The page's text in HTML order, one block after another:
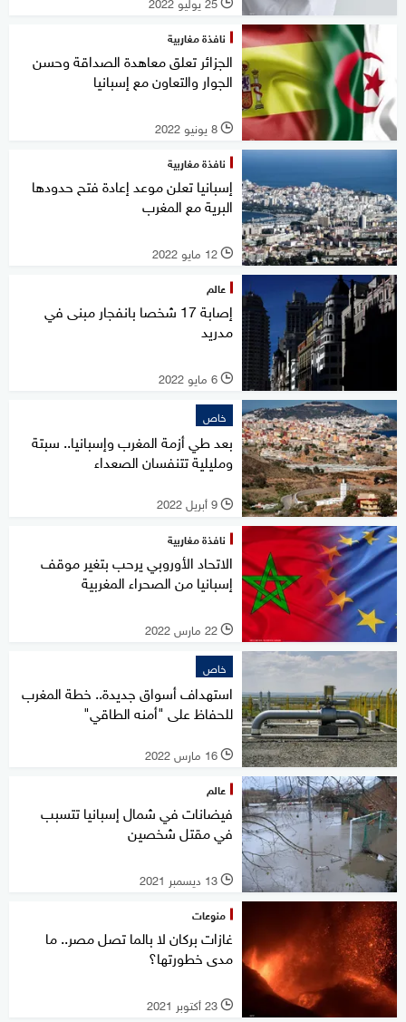
l
نافذة مغاربية
الجزائر تعلق معاهدة الصداقة وحسن
الجوار والتعاون مع إسبانيا
l 8 يونيو 2022
نافذة مغاربية
إسبانيا تعلن موعد إعادة فتح حدودها
البرية مع المغرب
l 12 مايو 2022
عالم
إصابة 17 شخصا بانفجار مبنى في
مدريد
l 6 مايو 2022
خاص
بعد طي أزمة المغرب وإسبانيا.. سبتة
ومليلية تتنفسان الصعداء
l 9 أبريل 2022
نافذة مغاربية
الاتحاد الأوروبي يرحب بتغير موقف
إسبانيا من الصحراء المغربية
l 22 مارس 2022
خاص
استهداف أسواق جديدة.. خطة المغرب
للحفاظ على "أمنه الطاقي"
l 16 مارس 2022
عالم
فيضانات في شمال إسبانيا تتسبب
في مقتل شخصين
l 13 ديسمبر 2021
منوعات
غازات بركان لا بالما تصل مصر.. ما
مدى خطورتها؟
l 23 أكتوبر 2021